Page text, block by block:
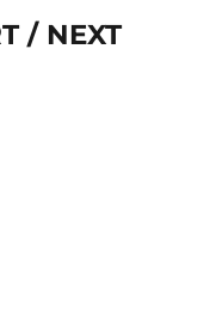
/ NEXT